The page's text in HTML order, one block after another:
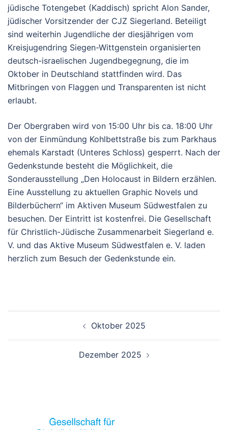
jüdische Totengebet (Kaddisch) spricht Alon Sander,
jüdischer Vorsitzender der CJZ Siegerland. Beteiligt
sind weiterhin Jugendliche der diesjährigen vom
Kreisjugendring Siegen-Wittgenstein organisierten
deutsch-israelischen Jugendbegegnung, die im
Oktober in Deutschland stattfinden wird. Das
Mitbringen von Flaggen und Transparenten ist nicht
erlaubt.
Der Obergraben wird von 15:00 Uhr bis ca. 18:00 Uhr
von der Einmündung Kohlbettstraße bis zum Parkhaus
ehemals Karstadt (Unteres Schloss) gesperrt. Nach der
Gedenkstunde besteht die Möglichkeit, die
Sonderausstellung „Den Holocaust in Bildern erzählen.
Eine Ausstellung zu aktuellen Graphic Novels und
Bilderbüchern“ im Aktiven Museum Südwestfalen zu
besuchen. Der Eintritt ist kostenfrei. Die Gesellschaft
für Christlich-Jüdische Zusammenarbeit Siegerland e.
V. und das Aktive Museum Südwestfalen e. V. laden
herzlich zum Besuch der Gedenkstunde ein.
Oktober 2025
Dezember 2025